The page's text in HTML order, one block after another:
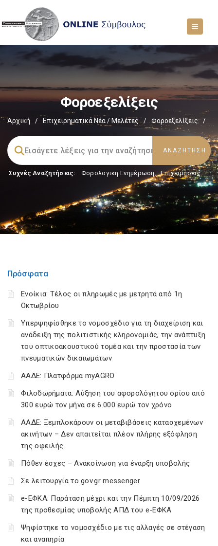
Φοροεξελίξεις
Αρχική / Επιχειρηματικά Νέα / Μελέτες / Φοροεξελίξεις /
Συχνές Αναζητήσεις: Φορολογικη Ενημέρωση, Επιχειρήσεις
Πρόσφατα
Ενοίκια: Τέλος οι πληρωμές με μετρητά από 1η
Οκτωβρίου
Υπερψηφίσθηκε το νομοσχέδιο για τη διαχείριση και
ανάδειξη της πολιτιστικής κληρονομιάς, την ανάπτυξη
του οπτικοακουστικού τομέα και την προστασία των
πνευματικών δικαιωμάτων
ΑΑΔΕ: Πλατφόρμα myAGRO
Φιλοδωρήματα: Αύξηση του αφορολόγητου ορίου από
300 ευρώ τον μήνα σε 6.000 ευρώ τον χρόνο
ΑΑΔΕ: Ξεμπλοκάρουν οι μεταβιβάσεις κατασχεμένων
ακινήτων – Δεν απαιτείται πλέον πλήρης εξόφληση
της οφειλής
Πόθεν έσχες – Ανακοίνωση για έναρξη υποβολής
Σε λειτουργία το gov.gr messenger
e-ΕΦΚΑ: Παράταση μέχρι και την Πέμπτη 10/09/2026
της προθεσμίας υποβολής ΑΠΔ του e-ΕΦΚΑ
Ψηφίστηκε το νομοσχέδιο με τις αλλαγές σε στέγαση
και αναπηρία